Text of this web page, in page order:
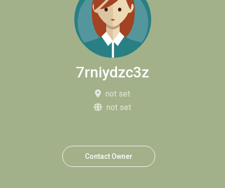
7rniydzc3z
not set
not set
Contact Owner